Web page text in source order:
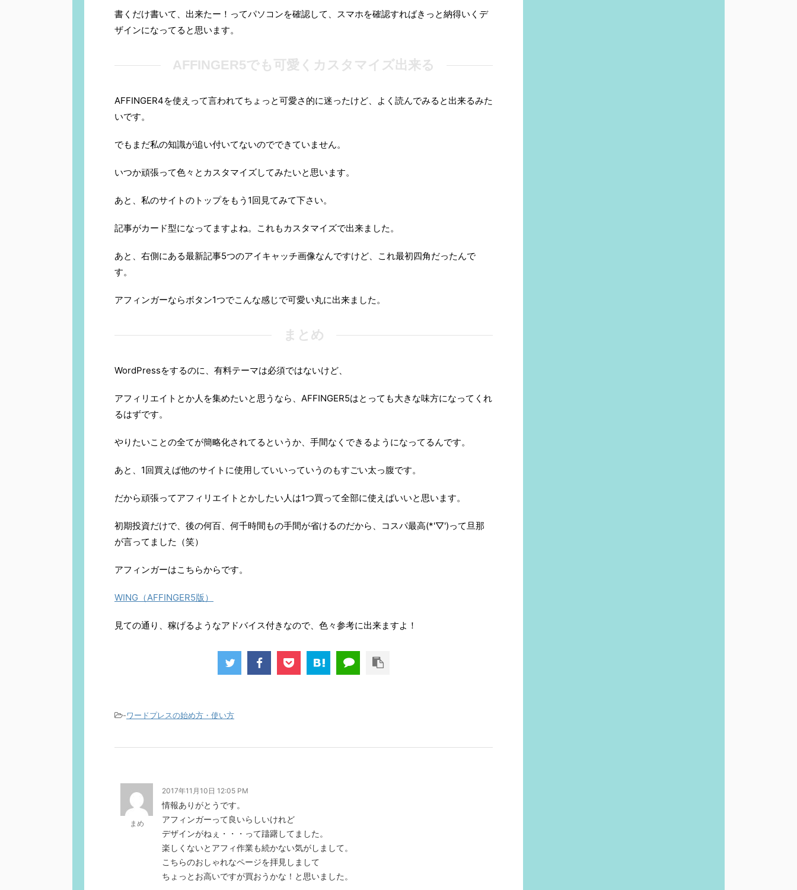
書くだけ書いて、出来たー！ってパソコンを確認して、スマホを確認すればきっと納得いくデ
ザインになってると思います。
AFFINGER5でも可愛くカスタマイズ出来る
AFFINGER4を使えって言われてちょっと可愛さ的に迷ったけど、よく読んでみると出来るみた
いです。
でもまだ私の知識が追い付いてないのでできていません。
いつか頑張って色々とカスタマイズしてみたいと思います。
あと、私のサイトのトップをもう1回見てみて下さい。
記事がカード型になってますよね。これもカスタマイズで出来ました。
あと、右側にある最新記事5つのアイキャッチ画像なんですけど、これ最初四角だったんで
す。
アフィンガーならボタン1つでこんな感じで可愛い丸に出来ました。
まとめ
WordPressをするのに、有料テーマは必須ではないけど、
アフィリエイトとか人を集めたいと思うなら、AFFINGER5はとっても大きな味方になってくれ
るはずです。
やりたいことの全てが簡略化されてるというか、手間なくできるようになってるんです。
あと、1回買えば他のサイトに使用していいっていうのもすごい太っ腹です。
だから頑張ってアフィリエイトとかしたい人は1つ買って全部に使えばいいと思います。
初期投資だけで、後の何百、何千時間もの手間が省けるのだから、コスパ最高(*'▽')って旦那
が言ってました（笑）
アフィンガーはこちらからです。
WING（AFFINGER5版）
見ての通り、稼げるようなアドバイス付きなので、色々参考に出来ますよ！
-ワードプレスの始め方・使い方
まめ
2017年11月10日 12:05 PM
情報ありがとうです。
アフィンガーって良いらしいけれど
デザインがねぇ・・・って躊躇してました。
楽しくないとアフィ作業も続かない気がしまして。
こちらのおしゃれなページを拝見しまして
ちょっとお高いですが買おうかな！と思いました。